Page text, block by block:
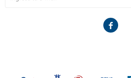
